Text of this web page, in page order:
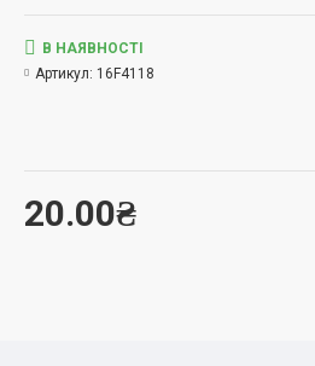
20.00₴
В НАЯВНОСТІ
Артикул: 16F4118